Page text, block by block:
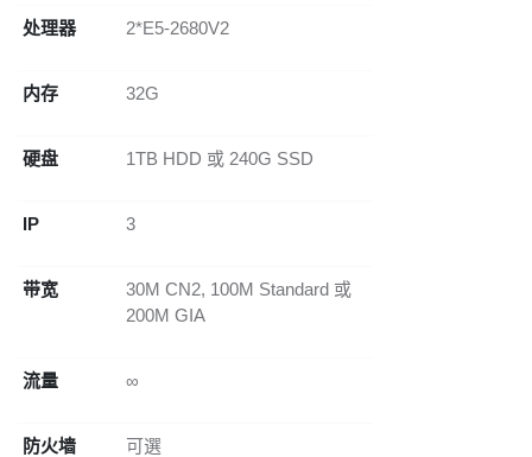
处理器 2*E5-2680V2
内存 32G
硬盘 1TB HDD 或 240G SSD
IP 3
带宽
30M CN2, 100M Standard 或
200M GIA
流量 ∞
防火墙 可選